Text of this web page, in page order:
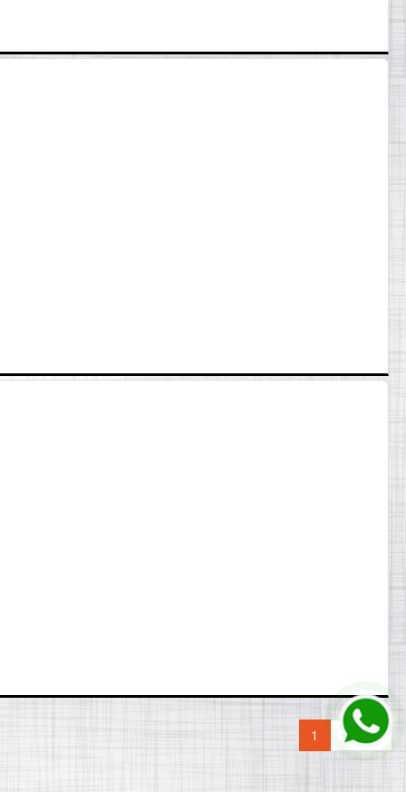
1 de 1